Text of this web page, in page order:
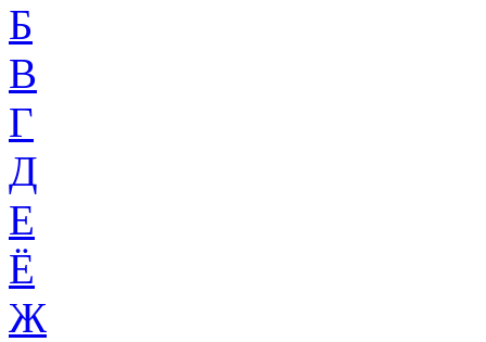
Б
В
Г
Д
Е
Ё
Ж